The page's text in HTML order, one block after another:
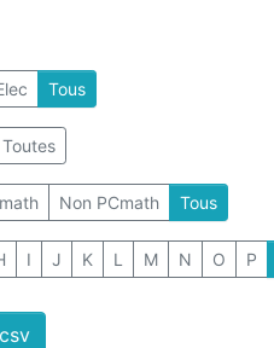
Tous
Toutes
Non PCmath Tous
I J K L M N O P